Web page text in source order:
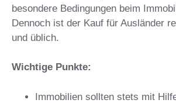
besondere Bedingungen beim
Dennoch ist der Kauf für Ausländer
und üblich.
Wichtige Punkte:
Immobilien sollten stets mit